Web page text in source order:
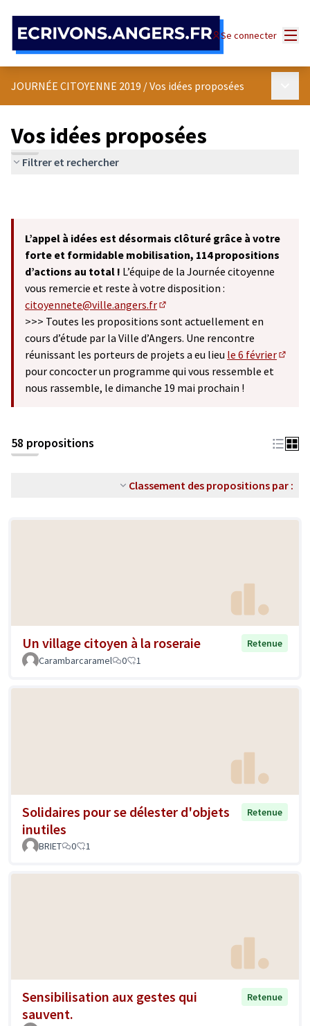
Se connecter
JOURNÉE CITOYENNE 2019 /Vos idées proposées
Vos idées proposées
Filtrer et rechercher
L’appel à idées est désormais clôturé grâce à votre
forte et formidable mobilisation, 114 propositions
d’actions au total ! L’équipe de la Journée citoyenne
vous remercie et reste à votre disposition :
citoyennete@ville.angers.fr
(S'ouvre dans un nouvel onglet)
>>> Toutes les propositions sont actuellement en
cours d’étude par la Ville d’Angers. Une rencontre
réunissant les porteurs de projets a eu lieu le 6 février
pour concocter un programme qui vous ressemble et
nous rassemble, le dimanche 19 mai prochain !
58 propositions
Classement des propositions par :
Un village citoyen à la roseraie
Retenue
Carambarcaramel
0 1
Solidaires pour se délester d'objets
inutiles
Retenue
BRIET 0 1
Sensibilisation aux gestes qui
sauvent.
Retenue